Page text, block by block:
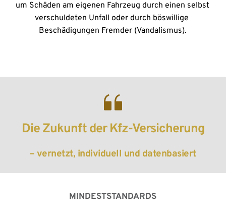
um Schäden am eigenen Fahrzeug durch einen selbst
verschuldeten Unfall oder durch böswillige
Beschädigungen Fremder (Vandalismus).
Die Zukunft der Kfz-Versicherung
– vernetzt, individuell und datenbasiert
MINDESTSTANDARDS